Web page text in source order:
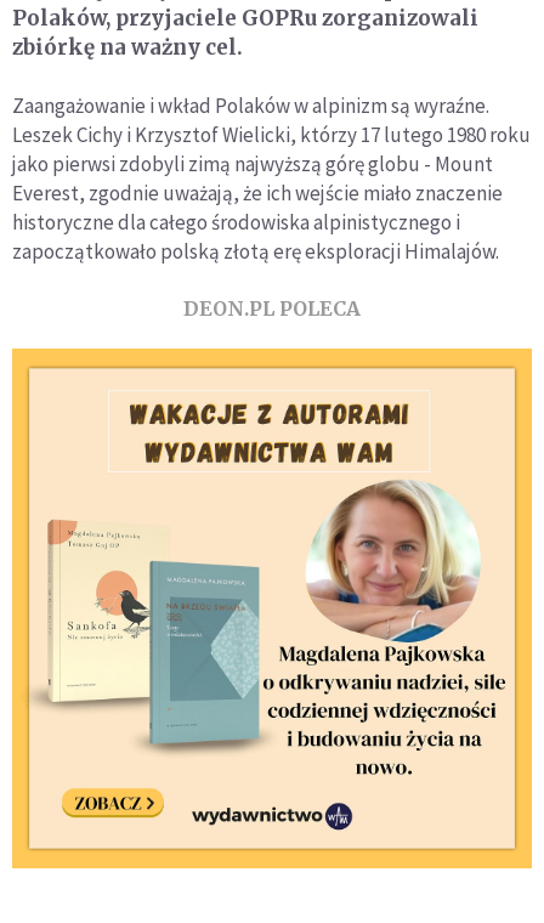
Polaków, przyjaciele GOPRu zorganizowali
zbiórkę na ważny cel.
Zaangażowanie i wkład Polaków w alpinizm są wyraźne.
Leszek Cichy i Krzysztof Wielicki, którzy 17 lutego 1980 roku
jako pierwsi zdobyli zimą najwyższą górę globu - Mount
Everest, zgodnie uważają, że ich wejście miało znaczenie
historyczne dla całego środowiska alpinistycznego i
zapoczątkowało polską złotą erę eksploracji Himalajów.
DEON.PL POLECA